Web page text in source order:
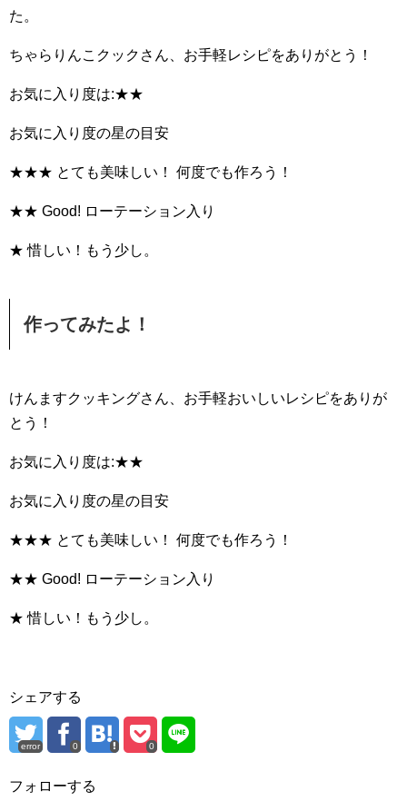
た。
ちゃらりんこクックさん、お手軽レシピをありがとう！
お気に入り度は:★★
お気に入り度の星の目安
★★★ とても美味しい！ 何度でも作ろう！
★★ Good! ローテーション入り
★ 惜しい！もう少し。
作ってみたよ！
けんますクッキングさん、お手軽おいしいレシピをありが
とう！
お気に入り度は:★★
お気に入り度の星の目安
★★★ とても美味しい！ 何度でも作ろう！
★★ Good! ローテーション入り
★ 惜しい！もう少し。
シェアする
error 0 0
フォローする